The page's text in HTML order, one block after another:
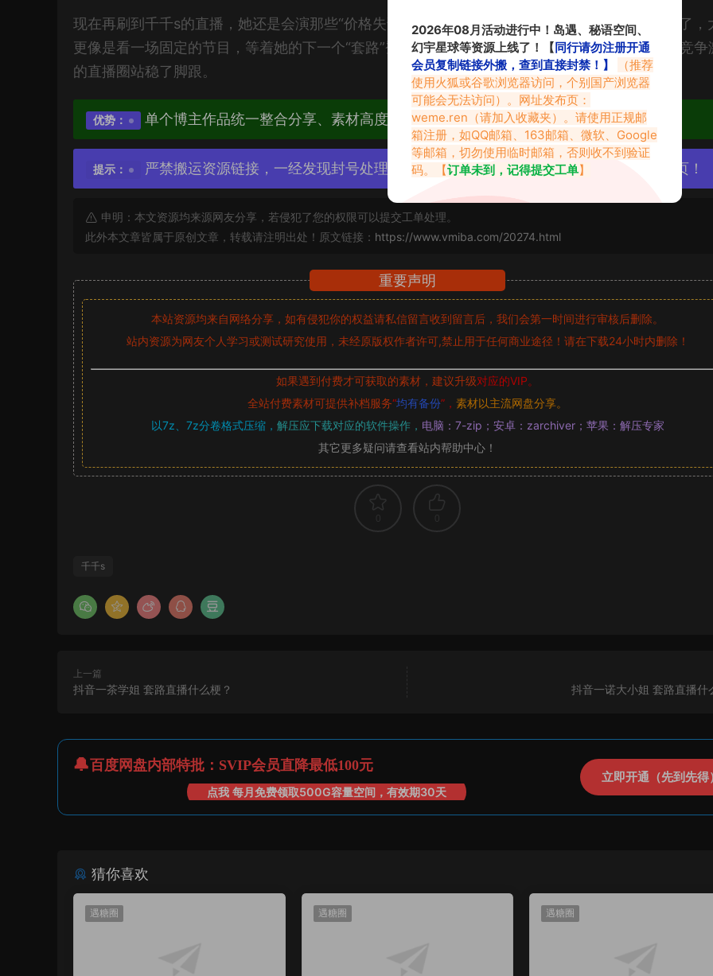
现在再刷到千千s的直播，她还是会演那些“价格失误”的戏码，但评论区已经没有多少人真的生气了，
更像是看一场固定的节目，等着她的下一个“套路”登场。这种从“套路”到“玩梗”的转变，也让她在竞争
的直播圈站稳了脚跟。
优势： 单个博主作品统一整合分享、素材高度去重复、逐一归档方便收藏！
提示： 严禁搬运资源链接，一经发现封号处理，素材资源无露点、需求请绕道，关闭本站网页！
申明：本文资源均来源网友分享，若侵犯了您的权限可以提交工单处理。
此外本文章皆属于原创文章，转载请注明出处！原文链接： https://www.vmiba.com/20274.html
重要声明
本站资源均来自网络分享，如有侵犯你的权益请私信留言收到留言后，我们会第一时间进行审核后删除。
站内资源为网友个人学习或测试研究使用，未经原版权作者许可,禁止用于任何商业途径！请在下载24小时内删除！
如果遇到付费才可获取的素材，建议升级对应的VIP。
全站付费素材可提供补档服务“均有备份”， 素材以主流网盘分享。
以7z、7z分卷格式压缩， 解压应下载对应的软件操作， 电脑：7-zip；安卓：zarchiver；苹果：解压专家
其它更多疑问请查看站内帮助中心！
千千s
上一篇
抖音一茶学姐 套路直播什么梗？ 抖音一诺大小姐 套路直播什
百度网盘内部特批：SVIP会员直降最低100元
点我 每月免费领取500G容量空间，有效期30天
立即开通（先到先得）
猜你喜欢
遇糖圈 遇糖圈 遇糖圈
2026年08月活动进行中！岛遇、秘语空间、
幻宇星球等资源上线了！【同行请勿注册开通
会员复制链接外搬，查到直接封禁！】
（推荐
使用火狐或谷歌浏览器访问，个别国产浏览器
可能会无法访问）。网址发布页：
weme.ren （请加入收藏夹）。请使用正规邮
箱注册，如QQ邮箱、163邮箱、微软、Google
等邮箱，切勿使用临时邮箱，否则收不到验证
码。【订单未到，记得提交工单】